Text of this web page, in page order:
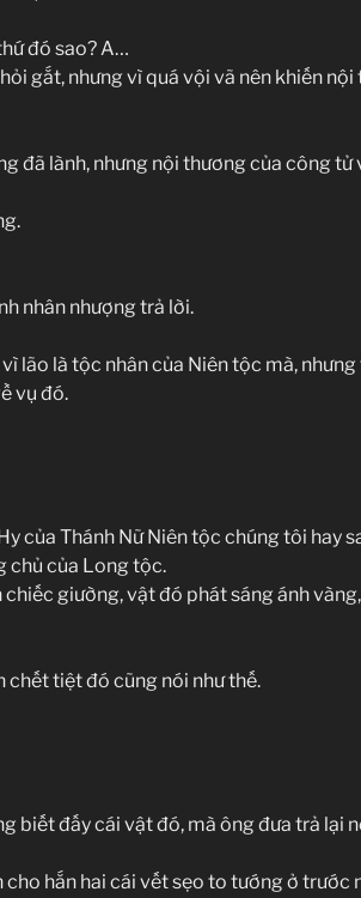
đó sao? A…
gắt, nhưng vì quá vội vã nên khiến nội
đã lành, nhưng nội thương của công tử
nhân nhượng trả lời.
lão là tộc nhân của Niên tộc mà, nhưng
vụ đó.
của Thánh Nữ Niên tộc chúng tôi hay
chủ của Long tộc.
giường, vật đó phát sáng ánh
chết tiệt đó cũng nói như thế.
biết đấy cái vật đó, mà ông đưa trả lại
hắn hai cái vết sẹo to tướng ở trước